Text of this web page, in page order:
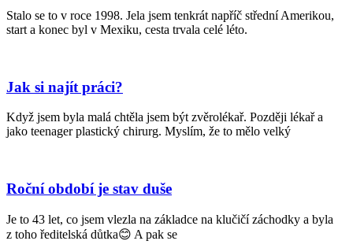
Stalo se to v roce 1998. Jela jsem tenkrát napříč střední Amerikou,
start a konec byl v Mexiku, cesta trvala celé léto.
Jak si najít práci?
Když jsem byla malá chtěla jsem být zvěrolékař. Později lékař a
jako teenager plastický chirurg. Myslím, že to mělo velký
Roční období je stav duše
Je to 43 let, co jsem vlezla na základce na klučičí záchodky a byla
z toho ředitelská důtka😊 A pak se